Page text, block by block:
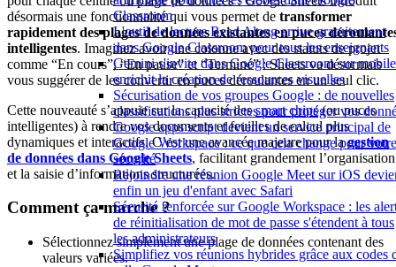
Classroom
L'outil de lecture Read Along arrive gratuitement
dans Google Classroom pour tous les enseignants
Gemini s'invite dans Google Classroom sur
enrichit la création de ressources visuelles
Sécurisation de vos groupes Google : de nouvelles
classifications plus strictes pour protéger vos
Google apps script devient un service principal de
Google Workspace : ce que cela change pour votre
sécurité
Rejoindre une réunion Google Meet sur iOS
enfin un jeu d'enfant avec Safari
Sécurité renforcée sur Google Workspace : les
de réinitialisation de mot de passe s'étendent à tous
les administrateurs
Simplifiez vos réunions hybrides grâce aux codes
désormais une fonctionnalité qui vous permet de transformer
rapidement des plages de données existantes en puces
intelligentes. Imaginez avoir une colonne avec des statuts de projet
comme “En cours”, “En pause” et “Terminé” : Sheets va désormais
vous suggérer de les convertir en puces déroulantes en un seul clic.
Cette nouveauté s’appuie sur la capacité dessmart chips(ou puces
intelligentes) à rendre vos documents et feuilles de calcul plus
dynamiques et interactifs. C’est une avancée majeure pour lagestion
de données dans Google Sheets, facilitant grandement l’organisation
et la saisie d’informations structurées.
Comment ça marche ?
Sélectionnez simplement une plage de données contenant des
valeurs variées.